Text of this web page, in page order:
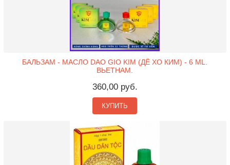
БАЛЬЗАМ - МАСЛО DAO GIO KIM (ДЁ ХО КИМ) - 6 ML.
ВЬЕТНАМ.
360,00 руб.
КУПИТЬ